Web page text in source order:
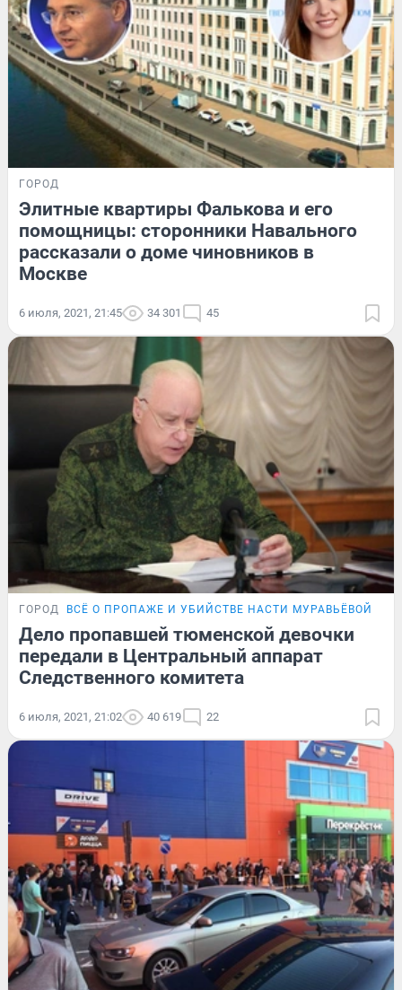
ГОРОД
Элитные квартиры Фалькова и его
помощницы: сторонники Навального
рассказали о доме чиновников в
Москве
6 июля, 2021, 21:45 34 301 45
ГОРОД ВСЁ О ПРОПАЖЕ И УБИЙСТВЕ НАСТИ МУРАВЬЁВОЙ
Дело пропавшей тюменской девочки
передали в Центральный аппарат
Следственного комитета
6 июля, 2021, 21:02 40 619 22